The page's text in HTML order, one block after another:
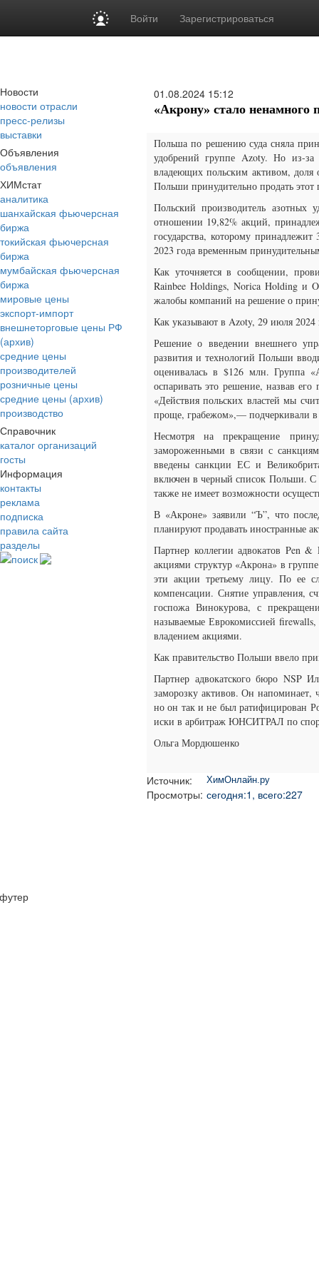
Войти Зарегистрироваться
Новости
новости отрасли
пресс-релизы
выставки
Объявления
объявления
ХИМстат
аналитика
шанхайская фьючерсная
биржа
токийская фьючерсная
биржа
мумбайская фьючерсная
биржа
мировые цены
экспорт-импорт
внешнеторговые цены РФ
(архив)
средние цены
производителей
розничные цены
средние цены (архив)
производство
Справочник
каталог организаций
госты
Информация
контакты
реклама
подписка
правила сайта
разделы
поиск
01.08.2024 15:12
«Акрону» стало ненамного
Польша по решению суда сняла
удобрений группе Azoty. Но из-за
владеющих польским активом, доля
Польши принудительно продать этот
Польский производитель азотных
отношении 19,82% акций,
государства, которому
2023 года временным
Как уточняется в сообщении,
Rainbee Holdings, Norica Holding и
жалобы компаний на решение о
Как указывают в Azoty, 29 июля
Решение о введении внешнего
развития и технологий Польши
оценивалась в $126 млн. Группа
оспаривать это решение, назвав
«Действия польских властей мы
проще, грабежом»,— подчеркивали
Несмотря на прекращение
замороженными в связи с
введены санкции ЕС и
включен в черный список Польши. С
также не имеет возможности
В «Акроне» заявили “Ъ”, что
планируют продавать иностранные
Партнер коллегии адвокатов Pen &
акциями структур «Акрона» в
эти акции третьему лицу. По ее
компенсации. Снятие управления,
госпожа Винокурова, с
называемые Еврокомиссией firewalls,
владением акциями.
Как правительство Польши ввело
Партнер адвокатского бюро NSP
заморозку активов. Он
но он так и не был ратифицирован
иски в арбитраж ЮНСИТРАЛ по
Ольга Мордюшенко
Источник: ХимОнлайн.ру
Просмотры: сегодня:1, всего:227
футер